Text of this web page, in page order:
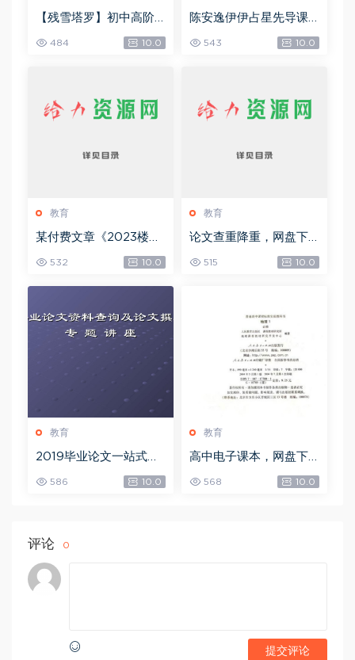
【残雪塔罗】初中高阶
合集，网盘下载(1.06G)
484 10.0
陈安逸伊伊占星先导课
+初中高级，网盘下载(4
6.45G)
543 10.0
教育
某付费文章《2023楼市
预判：新一轮大牛市会
来吗？》!，网盘下载(15.
73M)
532 10.0
教育
论文查重降重，网盘下
515 10.0
教育
2019毕业论文一站式解
决方案，网盘下载(19.6
8G)
586 10.0
教育
高中电子课本，网盘下
568 10.0
评论 0
提交评论